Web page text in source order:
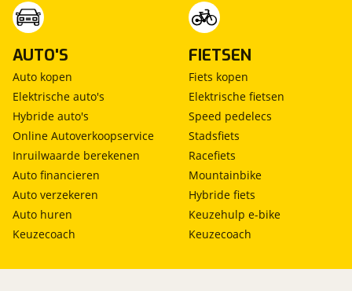
AUTO'S
Auto kopen
Elektrische auto's
Hybride auto's
Online Autoverkoopservice
Inruilwaarde berekenen
Auto financieren
Auto verzekeren
Auto huren
Keuzecoach
FIETSEN
Fiets kopen
Elektrische fietsen
Speed pedelecs
Stadsfiets
Racefiets
Mountainbike
Hybride fiets
Keuzehulp e-bike
Keuzecoach